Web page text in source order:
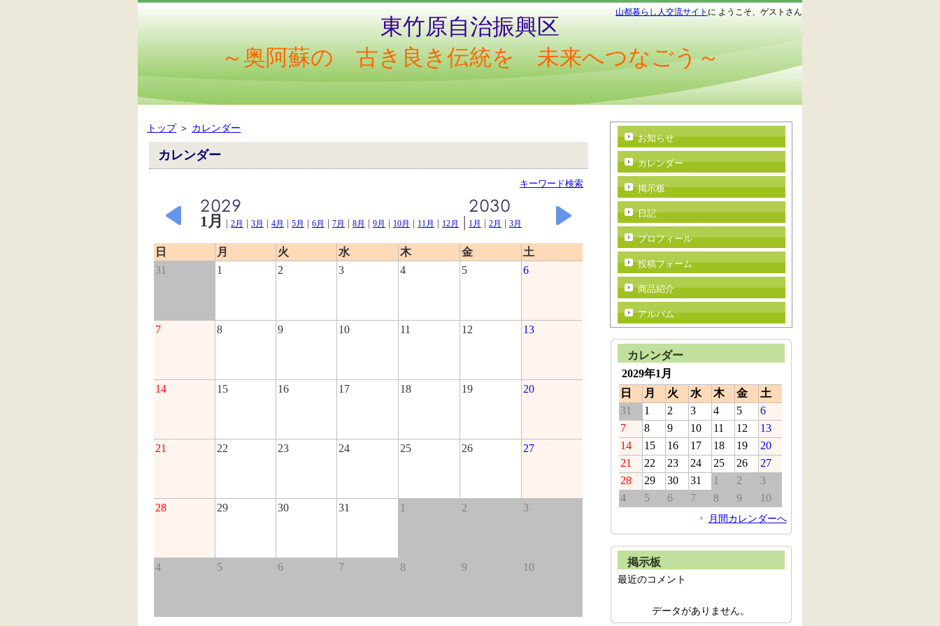
山都暮らし人交流サイト に ようこそ、ゲストさん
東竹原自治振興区
～奥阿蘇の 古き良き伝統を 未来へつなごう～
トップ＞ カレンダー
カレンダー
キーワード検索
1月 | 2月 | 3月 | 4月 | 5月 | 6月 | 7月 | 8月 | 9月 | 10月 | 11月 | 12月 | 1月 | 2月 | 3月
日 月 火 水 木 金
土
31
1 2 3 4 5 6
7 8 9 10 11 12 13
14 15 16 17 18 19 20
21 22 23 24 25 26 27
28 29 30 31 1 2 3
4 5 6 7 8 9 10
お知らせ
カレンダー
掲示板
日記
プロフィール
投稿フォーム
商品紹介
アルバム
カレンダー
2029年1月
日
月 火 水 木 金
土
31
1 2 3 4 5
6
7
8 9 10 11 12
13
14
15 16 17 18 19
20
21
22 23 24 25 26
27
28
29 30 31 1 2
3
4
5 6 7 8 9 10
月間カレンダーへ
掲示板
最近のコメント
データがありません。